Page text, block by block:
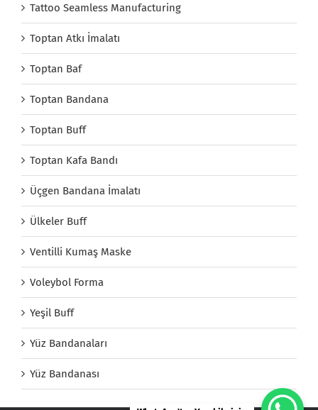
Tattoo Seamless Manufacturing
Toptan Atkı İmalatı
Toptan Baf
Toptan Bandana
Toptan Buff
Toptan Kafa Bandı
Üçgen Bandana İmalatı
Ülkeler Buff
Ventilli Kumaş Maske
Voleybol Forma
Yeşil Buff
Yüz Bandanaları
Yüz Bandanası